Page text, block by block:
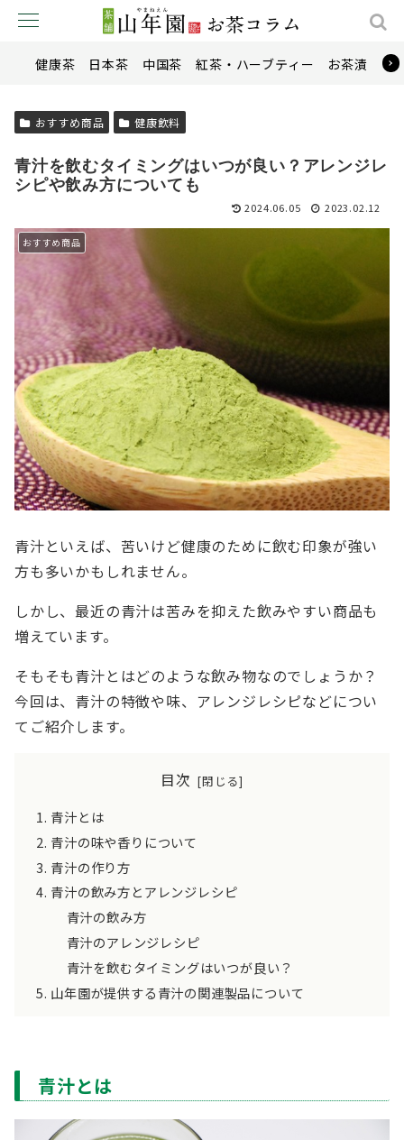
健康茶 日本茶 中国茶 紅茶・ハーブティー お茶漬け
おすすめ商品 健康飲料
青汁を飲むタイミングはいつが良い？アレンジレ
シピや飲み方についても
2024.06.05 2023.02.12
おすすめ商品
青汁といえば、苦いけど健康のために飲む印象が強い
方も多いかもしれません。
しかし、最近の青汁は苦みを抑えた飲みやすい商品も
増えています。
そもそも青汁とはどのような飲み物なのでしょうか？
今回は、青汁の特徴や味、アレンジレシピなどについ
てご紹介します。
目次
青汁とは
青汁の味や香りについて
青汁の作り方
青汁の飲み方とアレンジレシピ
青汁の飲み方
青汁のアレンジレシピ
青汁を飲むタイミングはいつが良い？
山年園が提供する青汁の関連製品について
青汁とは